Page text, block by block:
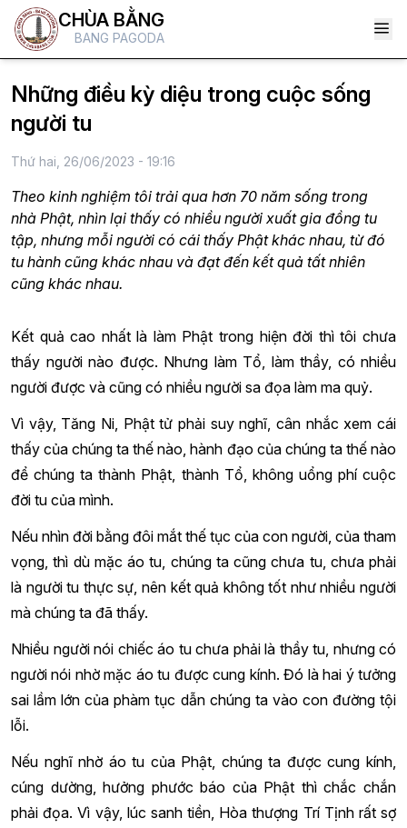
CHÙA BẰNG
BANG PAGODA
Những điều kỳ diệu trong cuộc sống
người tu
Thứ hai, 26/06/2023 - 19:16
Theo kinh nghiệm tôi trải qua hơn 70 năm sống trong
nhà Phật, nhìn lại thấy có nhiều người xuất gia đồng tu
tập, nhưng mỗi người có cái thấy Phật khác nhau, từ đó
tu hành cũng khác nhau và đạt đến kết quả tất nhiên
cũng khác nhau.
Kết quả cao nhất là làm Phật trong hiện đời thì tôi chưa
thấy người nào được. Nhưng làm Tổ, làm thầy, có nhiều
người được và cũng có nhiều người sa đọa làm ma quỷ.
Vì vậy, Tăng Ni, Phật tử phải suy nghĩ, cân nhắc xem cái
thấy của chúng ta thế nào, hành đạo của chúng ta thế nào
để chúng ta thành Phật, thành Tổ, không uổng phí cuộc
đời tu của mình.
Nếu nhìn đời bằng đôi mắt thế tục của con người, của tham
vọng, thì dù mặc áo tu, chúng ta cũng chưa tu, chưa phải
là người tu thực sự, nên kết quả không tốt như nhiều người
mà chúng ta đã thấy.
Nhiều người nói chiếc áo tu chưa phải là thầy tu, nhưng có
người nói nhờ mặc áo tu được cung kính. Đó là hai ý tưởng
sai lầm lớn của phàm tục dẫn chúng ta vào con đường tội
lỗi.
Nếu nghĩ nhờ áo tu của Phật, chúng ta được cung kính,
cúng dường, hưởng phước báo của Phật thì chắc chắn
phải đọa. Vì vậy, lúc sanh tiền, Hòa thượng Trí Tịnh rất sợ